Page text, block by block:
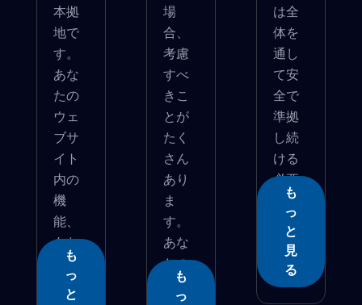
本拠
地で
す。
あな
たの
ウェ
ブサ
イト
内の
機
能、
あな
た...
も
っ
と
場
合、
考慮
すべ
きこ
とが
たく
さん
あり
ま
す。
あな
たの
目...
も
っ
は全
体を
通し
て安
全で
準拠
し続
ける
必要
があ...
も
っ
と
見
る